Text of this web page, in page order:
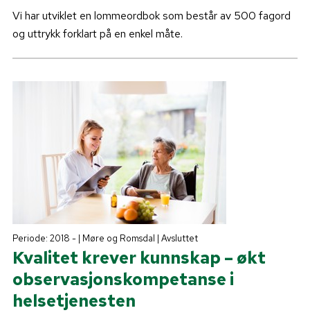
Vi har utviklet en lommeordbok som består av 500 fagord
og uttrykk forklart på en enkel måte.
Periode: 2018 - | Møre og Romsdal | Avsluttet
Kvalitet krever kunnskap – økt
observasjonskompetanse i
helsetjenesten